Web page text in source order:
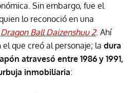
Sin embargo, fue el
lo reconoció en una
Dragon Ball Daizenshuu 2. Ahí
que creó al personaje; la dura
atravesó entre 1986 y 1991,
inmobiliaria: